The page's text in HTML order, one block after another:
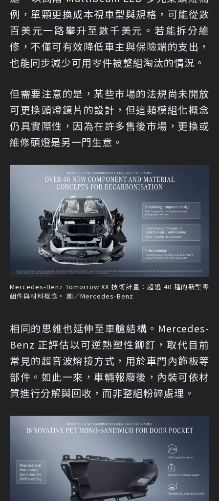
例，單顆更換成本視車型與規格，可能從數
百美元一路攀升至數千美元。若能拆分維
修，不僅可有效降低車主與保險端的支出，
也能同步減少可用零件被整組淘汰的情況。
但需要注意的是，某些市場的法規尚未開放
可更換頭燈鏡片的設計，但這類模組化概念
仍具實際性，因為在許多售後市場，更換或
維修頭燈是另一門生意。
Mercedes-Benz Tomorrow XX 技術計畫：超過 40 種的新型零
組件與材料概念。 圖／Mercedes-Benz
相同的思維也延伸至車艙結構。Mercedes-
Benz 正評估以可逆熱塑性鉚釘，取代目前
常見的超音波熔接方式，用於車門內飾板等
部件。如此一來，車輛報廢後，內裝可依材
質進行分解與回收，而非整組粉碎處理。